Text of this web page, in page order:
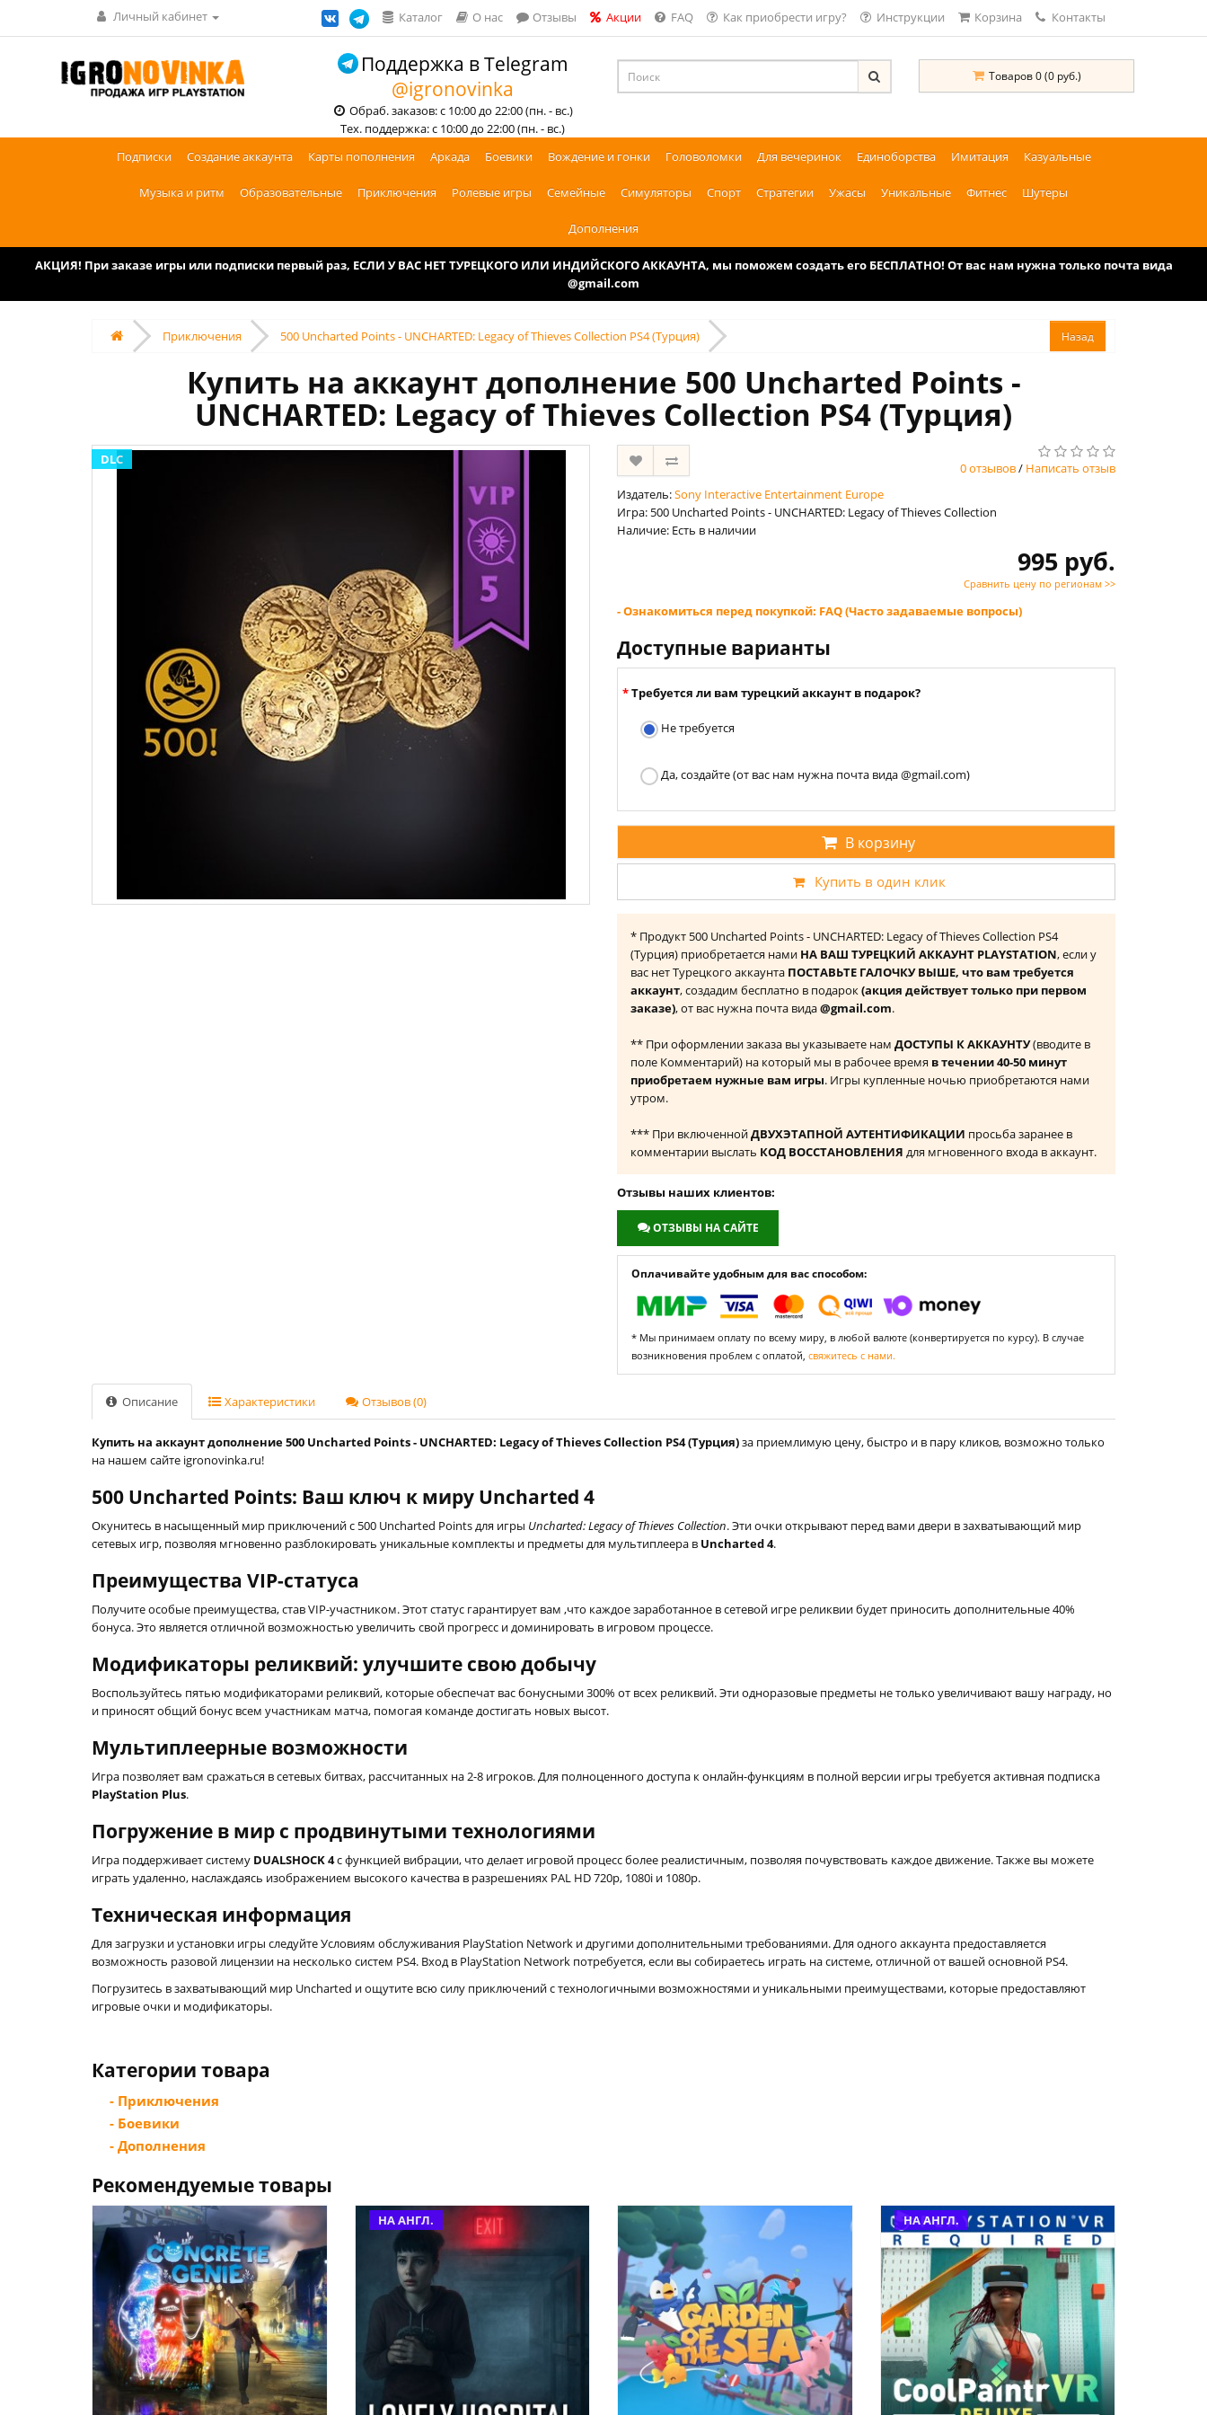
Личный кабинет Каталог О нас Отзывы Акции FAQ Как приобрести игру? Инструкции Корзина Контакты
Поддержка в Telegram
@igronovinka
Обраб. заказов: с 10:00 до 22:00 (пн. - вс.)
Тех. поддержка: с 10:00 до 22:00 (пн. - вс.)
Товаров 0 (0 руб.)
Подписки Создание аккаунта Карты пополнения Аркада Боевики Вождение и гонки Головоломки Для вечеринок Единоборства Имитация Казуальные
Музыка и ритм Образовательные Приключения Ролевые игры Семейные Симуляторы Спорт Стратегии Ужасы Уникальные Фитнес Шутеры
Дополнения
АКЦИЯ! При заказе игры или подписки первый раз, ЕСЛИ У ВАС НЕТ ТУРЕЦКОГО ИЛИ ИНДИЙСКОГО АККАУНТА, мы поможем создать его БЕСПЛАТНО! От вас нам нужна только почта вида
@gmail.com
Приключения 500 Uncharted Points - UNCHARTED: Legacy of Thieves Collection PS4 (Турция)
Купить на аккаунт дополнение 500 Uncharted Points -
UNCHARTED: Legacy of Thieves Collection PS4 (Турция)
DLC
0 отзывов/ Написать отзыв
Издатель:Sony Interactive Entertainment Europe
Игра: 500 Uncharted Points - UNCHARTED: Legacy of Thieves Collection
Наличие: Есть в наличии
995 руб.
Сравнить цену по регионам >>
- Ознакомиться перед покупкой: FAQ (Часто задаваемые вопросы)
Доступные варианты
Требуется ли вам турецкий аккаунт в подарок?
Не требуется
Да, создайте (от вас нам нужна почта вида @gmail.com)
В корзину
Купить в один клик
* Продукт 500 Uncharted Points - UNCHARTED: Legacy of Thieves Collection PS4
(Турция) приобретается нами НА ВАШ ТУРЕЦКИЙ АККАУНТ PLAYSTATION, если у
вас нет Турецкого аккаунта ПОСТАВЬТЕ ГАЛОЧКУ ВЫШЕ, что вам требуется
аккаунт, создадим бесплатно в подарок(акция действует только при первом
заказе), от вас нужна почта вида@gmail.com.
** При оформлении заказа вы указываете нам ДОСТУПЫ К АККАУНТУ(вводите в
поле Комментарий) на который мы в рабочее время в течении 40-50 минут
приобретаем нужные вам игры. Игры купленные ночью приобретаются нами
утром.
*** При включеннойДВУХЭТАПНОЙ АУТЕНТИФИКАЦИИ просьба заранее в
комментарии выслать КОД ВОССТАНОВЛЕНИЯ для мгновенного входа в аккаунт.
Отзывы наших клиентов:
ОТЗЫВЫ НА САЙТЕ
Оплачивайте удобным для вас способом:
* Мы принимаем оплату по всему миру, в любой валюте (конвертируется по курсу). В случае
возникновения проблем с оплатой, свяжитесь с нами.
Описание Характеристики Отзывов (0)
Купить на аккаунт дополнение 500 Uncharted Points - UNCHARTED: Legacy of Thieves Collection PS4 (Турция)за приемлимую цену, быстро и в пару кликов, возможно только
на нашем сайте igronovinka.ru!
500 Uncharted Points: Ваш ключ к миру Uncharted 4
Окунитесь в насыщенный мир приключений с 500 Uncharted Points для игры Uncharted: Legacy of Thieves Collection. Эти очки открывают перед вами двери в захватывающий мир
сетевых игр, позволяя мгновенно разблокировать уникальные комплекты и предметы для мультиплеера в Uncharted 4.
Преимущества VIP-статуса
Получите особые преимущества, став VIP-участником. Этот статус гарантирует вам ,что каждое заработанное в сетевой игре реликвии будет приносить дополнительные 40%
бонуса. Это является отличной возможностью увеличить свой прогресс и доминировать в игровом процессе.
Модификаторы реликвий: улучшите свою добычу
Воспользуйтесь пятью модификаторами реликвий, которые обеспечат вас бонусными 300% от всех реликвий. Эти одноразовые предметы не только увеличивают вашу награду, но
и приносят общий бонус всем участникам матча, помогая команде достигать новых высот.
Мультиплеерные возможности
Игра позволяет вам сражаться в сетевых битвах, рассчитанных на 2-8 игроков. Для полноценного доступа к онлайн-функциям в полной версии игры требуется активная подписка
PlayStation Plus.
Погружение в мир с продвинутыми технологиями
Игра поддерживает систему DUALSHOCK 4с функцией вибрации, что делает игровой процесс более реалистичным, позволяя почувствовать каждое движение. Также вы можете
играть удаленно, наслаждаясь изображением высокого качества в разрешениях PAL HD 720p, 1080i и 1080p.
Техническая информация
Для загрузки и установки игры следуйте Условиям обслуживания PlayStation Network и другими дополнительными требованиями. Для одного аккаунта предоставляется
возможность разовой лицензии на несколько систем PS4. Вход в PlayStation Network потребуется, если вы собираетесь играть на системе, отличной от вашей основной PS4.
Погрузитесь в захватывающий мир Uncharted и ощутите всю силу приключений с технологичными возможностями и уникальными преимуществами, которые предоставляют
игровые очки и модификаторы.
Категории товара
- Приключения
- Боевики
- Дополнения
Рекомендуемые товары
НА АНГЛ. НА АНГЛ.